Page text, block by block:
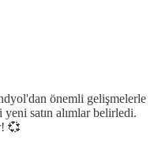
önemli gelişmelerle
satın alımlar belirledi.
💞